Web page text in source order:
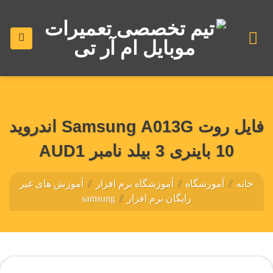
محتوا
فایل روت Samsung A013G اندروید
10 باینری 3 بیلد نامبر AUD1
خانه / آموزشگاه / آموزشگاه نرم افزار / آموزش های غیر
رایگان نرم افزار
/
samsung